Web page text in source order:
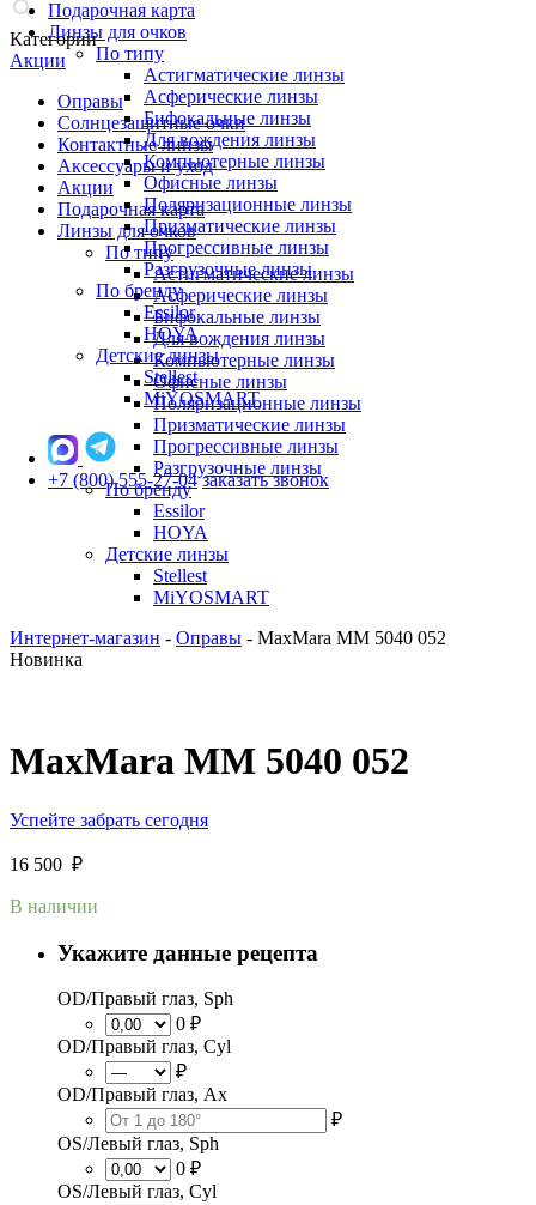
Категории
Акции
Оправы
Солнцезащитные очки
Контактные линзы
Аксессуары и уход
Акции
Подарочная карта
Линзы для очков
По типу
Астигматические линзы
Асферические линзы
Бифокальные линзы
Для вождения линзы
Компьютерные линзы
Офисные линзы
Поляризационные линзы
Призматические линзы
Прогрессивные линзы
Разгрузочные линзы
По бренду
Essilor
HOYA
Детские линзы
Stellest
MiYOSMART
Подарочная карта
Линзы для очков
По типу
Астигматические линзы
Асферические линзы
Бифокальные линзы
Для вождения линзы
Компьютерные линзы
Офисные линзы
Поляризационные линзы
Призматические линзы
Прогрессивные линзы
Разгрузочные линзы
По бренду
Essilor
HOYA
Детские линзы
Stellest
MiYOSMART
+7 (800) 555-27-04 заказать звонок
Интернет-магазин - Оправы - MaxMara MM 5040 052
Новинка
MaxMara MM 5040 052
Успейте забрать сегодня
16 500 ₽
В наличии
Укажите данные рецепта
OD/Правый глаз, Sph
0 ₽
OD/Правый глаз, Cyl
₽
OD/Правый глаз, Ax
₽
OS/Левый глаз, Sph
0 ₽
OS/Левый глаз, Cyl